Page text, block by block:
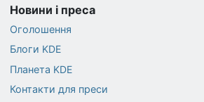
Новини і преса
Оголошення
Блоги KDE
Планета KDE
Контакти для преси